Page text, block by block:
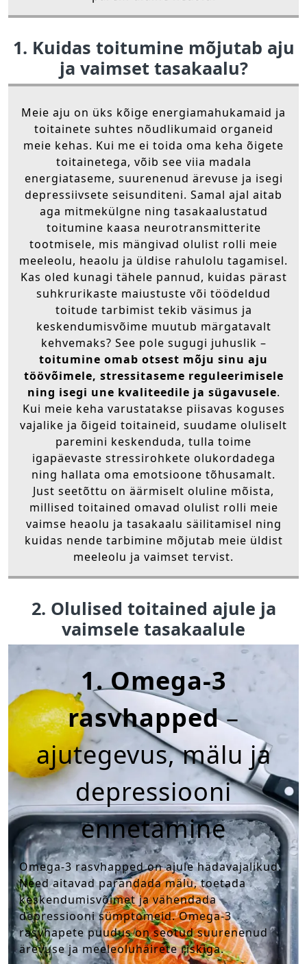
1. Kuidas toitumine mõjutab aju
ja vaimset tasakaalu?
Meie aju on üks kõige energiamahukamaid ja
toitainete suhtes nõudlikumaid organeid
meie kehas. Kui me ei toida oma keha õigete
toitainetega, võib see viia madala
energiataseme, suurenenud ärevuse ja isegi
depressiivsete seisunditeni. Samal ajal aitab
aga mitmekülgne ning tasakaalustatud
toitumine kaasa neurotransmitterite
tootmisele, mis mängivad olulist rolli meie
meeleolu, heaolu ja üldise rahulolu tagamisel.
Kas oled kunagi tähele pannud, kuidas pärast
suhkrurikaste maiustuste või töödeldud
toitude tarbimist tekib väsimus ja
keskendumisvõime muutub märgatavalt
kehvemaks? See pole sugugi juhuslik –
toitumine omab otsest mõju sinu aju
töövõimele, stressitaseme reguleerimisele
ning isegi une kvaliteedile ja sügavusele.
Kui meie keha varustatakse piisavas koguses
vajalike ja õigeid toitaineid, suudame oluliselt
paremini keskenduda, tulla toime
igapäevaste stressirohkete olukordadega
ning hallata oma emotsioone tõhusamalt.
Just seetõttu on äärmiselt oluline mõista,
millised toitained omavad olulist rolli meie
vaimse heaolu ja tasakaalu säilitamisel ning
kuidas nende tarbimine mõjutab meie üldist
meeleolu ja vaimset tervist.
2. Olulised toitained ajule ja
vaimsele tasakaalule
1. Omega-3
rasvhapped–
ajutegevus, mälu ja
depressiooni
ennetamine
Omega-3 rasvhapped on ajule hädavajalikud.
Need aitavad parandada mälu, toetada
keskendumisvõimet ja vähendada
depressiooni sümptomeid. Omega-3
rasvhapete puudus on seotud suurenenud
ärevuse ja meeleoluhäirete riskiga.